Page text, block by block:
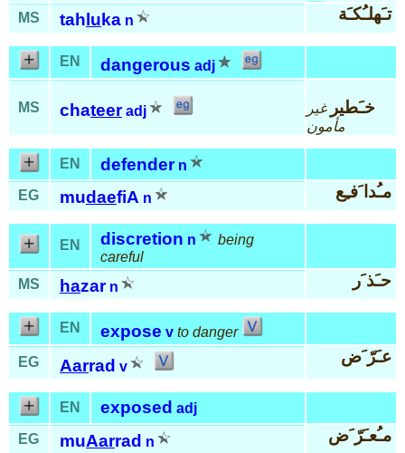
MS tah lu ka n تـَهلـُكـَة
EN dangerous adj
MS chateer adj خـَطير غير
مأمون
EN defender n
EG
mudaefiA n مـُدا َفـِع
EN discretion n
being
careful
MS
hazar n حـَذ َر
EN expose v to danger
EG
Aarrad v
عـَرّ َض
EN exposed adj
EG
muAarrad n مـُعـَرّ َض